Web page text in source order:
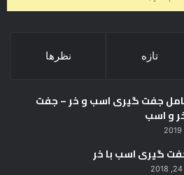
تازه نظرها
جفت گیری اسب و خر – جفت
و اسب
گیری اسب با خر